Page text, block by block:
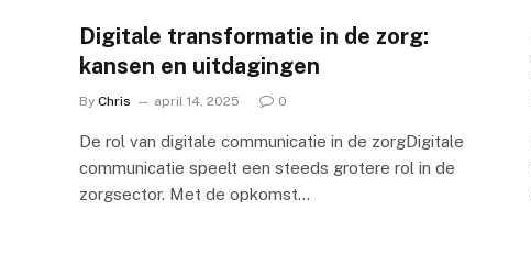
Digitale transformatie in de zorg:
kansen en uitdagingen
By Chris april 14, 2025 0
De rol van digitale communicatie in de zorgDigitale
communicatie speelt een steeds grotere rol in de
zorgsector. Met de opkomst…